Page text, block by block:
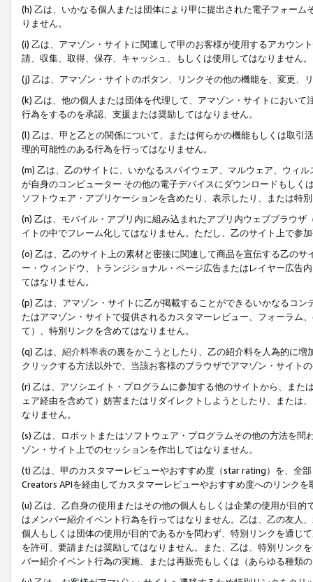
(h) 乙は、いかなる個人または団体により甲に提出された電子フォー
りません。
(i) 乙は、アマゾン・サイトに関連して甲のお客様が使用するアカウン
請、収集、取得、保存、キャッシュ、もしくは使用してはなりません。
(j) 乙は、アマゾン・サイトのボタン、リンクその他の機能を、変更、
(k) 乙は、他の個人または団体を代理して、アマゾン・サイトにおい
行為をするのを承認、支援または奨励してはなりません。
(l) 乙は、甲と乙との関係について、または何らかの機能もしくは取
理的可能性のある行為を行ってはなりません。
(m) 乙は、乙のサイトに、いかなるスパイウェア、マルウェア、ウィ
が自身のコンピューター その他の電子デバイスにダウンロードもし
ソフトウェア・アプリケーションを含めたり、表示したり、または特
(n) 乙は、モバイル・アプリ内に組み込まれたアプリ内ウェブブラウ
イトの中でフレーム化してはなりません。ただし、乙のサイト上で参
(o) 乙は、乙のサイト上の素材と密接に関連して商品を宣伝する乙の
ー・ウィンドウ、トランジショナル・ページ広告またはレイヤー広告
てはなりません。
(p) 乙は、アマゾン・サイトに乙が掲載することができるいかなるコ
たはアマゾン・サイトで提供されるカスタマーレビュー、フォーラム
て）、特別リンクを含めてはなりません。
(q) 乙は、 紹介料率表の裏をかこうとしたり、乙の紹介料を人為的に
クリックする方法以外で、当該お客様のブラウザでアマゾン・サイト
(r) 乙は、アソシエイト・プログラムに参加する他のサイトから、ま
ェア経由を含めて）妨害またはリダイレクトしようとしたり、または
なりません。
(s) 乙は、ロボットまたはソフトウェア・プログラムその他の方法を
ゾン・サイト上でのセッションを作出してはなりません。
(t) 乙は、甲のカスタマーレビューやおすすめ度（star rating）を、全
Creators APIを経由してカスタマーレビューやおすすめ度へのリンクを
(u) 乙は、乙自身の使用またはその他の個人もしくは企業の使用が目
はメンバー紹介イベント行為を行ってはなりません。乙は、乙の友人
個人もしくは団体の使用が目的であるかを問わず、特別リンクを通じ
を許可、要請または奨励してはなりません。また、乙は、特別リンク
バー紹介イベント行為の実施、または再販売もしくは（あらゆる種類